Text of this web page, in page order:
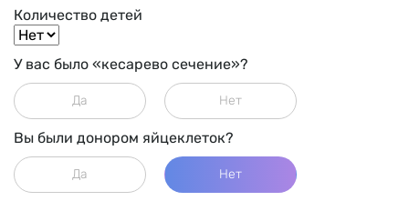
Количество детей
У вас было «кесарево сечение»?
Да Нет
Вы были донором яйцеклеток?
Да Нет